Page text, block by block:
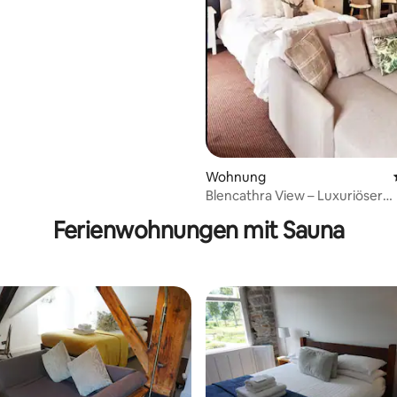
4,83 von 5, 41 Bewertungen
Wohnung
Blencathra View – Luxuriöser
Ferienwohnungen mit Sauna